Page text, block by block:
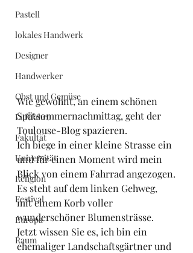
Pastell
lokales Handwerk
Designer
Handwerker
Obst und Gemüse
Luftfahrt
Fakultät
Universität
Religion
Festival
Europa
Raum
Wie gewohnt, an einem schönen
Spätsommernachmittag, geht der
Toulouse-Blog spazieren.
Ich biege in einer kleine Strasse ein
und für einen Moment wird mein
Blick von einem Fahrrad angezogen.
Es steht auf dem linken Gehweg,
mit einem Korb voller
wunderschöner Blumensträsse.
Jetzt wissen Sie es, ich bin ein
ehemaliger Landschaftsgärtner und